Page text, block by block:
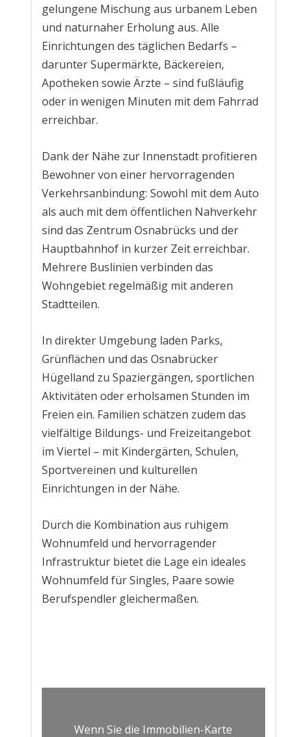
gelungene Mischung aus urbanem Leben
und naturnaher Erholung aus. Alle
Einrichtungen des täglichen Bedarfs –
darunter Supermärkte, Bäckereien,
Apotheken sowie Ärzte – sind fußläufig
oder in wenigen Minuten mit dem Fahrrad
erreichbar.
Dank der Nähe zur Innenstadt profitieren
Bewohner von einer hervorragenden
Verkehrsanbindung: Sowohl mit dem Auto
als auch mit dem öffentlichen Nahverkehr
sind das Zentrum Osnabrücks und der
Hauptbahnhof in kurzer Zeit erreichbar.
Mehrere Buslinien verbinden das
Wohngebiet regelmäßig mit anderen
Stadtteilen.
In direkter Umgebung laden Parks,
Grünflächen und das Osnabrücker
Hügelland zu Spaziergängen, sportlichen
Aktivitäten oder erholsamen Stunden im
Freien ein. Familien schätzen zudem das
vielfältige Bildungs- und Freizeitangebot
im Viertel – mit Kindergärten, Schulen,
Sportvereinen und kulturellen
Einrichtungen in der Nähe.
Durch die Kombination aus ruhigem
Wohnumfeld und hervorragender
Infrastruktur bietet die Lage ein ideales
Wohnumfeld für Singles, Paare sowie
Berufspendler gleichermaßen.
Wenn Sie die Immobilien-Karte